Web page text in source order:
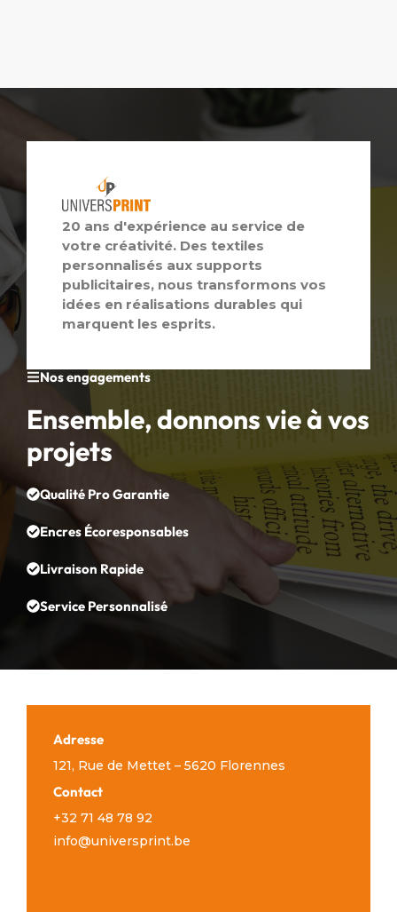
Nos engagements
Ensemble, donnons vie à vos
projets
Qualité Pro Garantie
Encres Écoresponsables
Livraison Rapide
Service Personnalisé
20 ans d'expérience au service de
votre créativité. Des textiles
personnalisés aux supports
publicitaires, nous transformons vos
idées en réalisations durables qui
marquent les esprits.
Adresse
121, Rue de Mettet – 5620 Florennes
Contact
+32 71 48 78 92
info@universprint.be